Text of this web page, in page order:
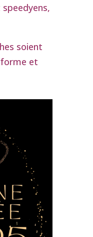
soient
et